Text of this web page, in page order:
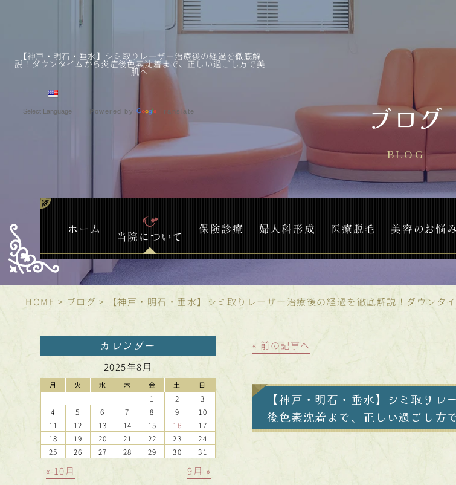
【神戸・明石・垂水】シミ取りレーザー治療後の経過を徹底解
説！ダウンタイムから炎症後色素沈着まで、正しい過ごし方で美
肌へ
Powered by Translate ブログ
BLOG
HOME > ブログ > 【神戸・明石・垂水】シミ取りレーザー治療後の経過を徹底解説！ダウンタ
ホーム
当院について
保険診療 婦人科形成 医療脱毛 美容のお悩み
« 前の記事へ
【神戸・明石・垂水】シミ取り
後色素沈着まで、正しい過ごし方
カレンダー
2025年8月
月 火 水 木 金 土 日
1 2
3
4
5 6 7 8 9
10
11
12 13 14 15 16
17
18
19 20 21 22 23
24
25
26 27 28 29 30 31
« 10月 9月 »